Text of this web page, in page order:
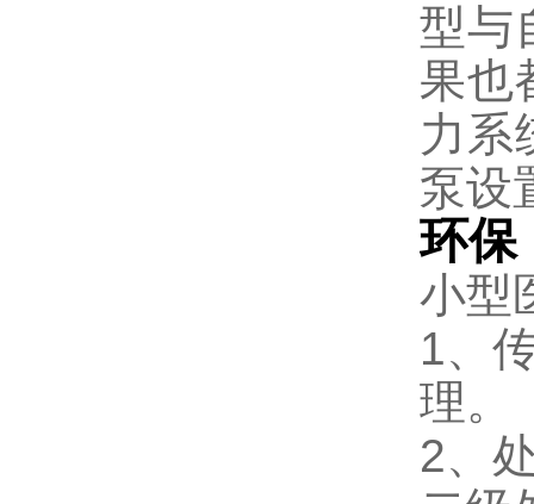
型与
果也
力系
泵设
环保
小型
1、
理。
2、